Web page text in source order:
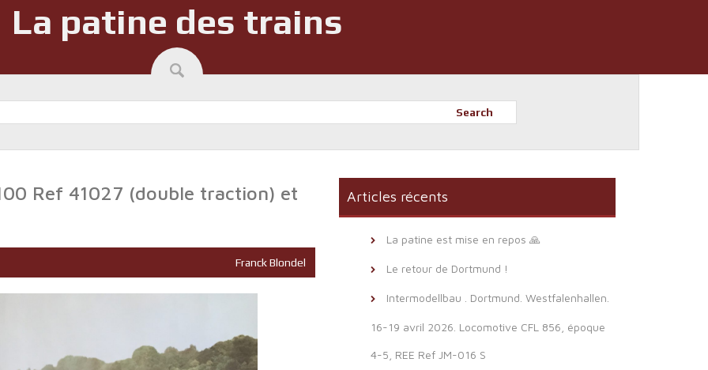
La patine des trains
Search
Ref 41027 (double traction) et
Franck Blondel
Articles récents
La patine est mise en repos 🙏
Le retour de Dortmund !
Intermodellbau . Dortmund. Westfalenhallen.
16-19 avril 2026. Locomotive CFL 856, époque
4-5, REE Ref JM-016 S